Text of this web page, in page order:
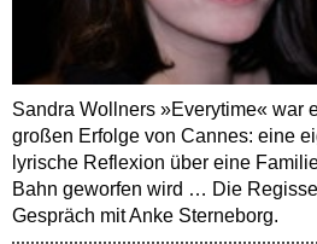
Sandra Wollners »Everytime« war
großen Erfolge von Cannes: eine
lyrische Reflexion über eine
Bahn geworfen wird … Die
Gespräch mit Anke Sterneborg.